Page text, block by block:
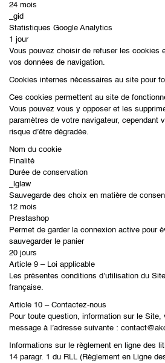
24 mois
_gid
Statistiques Google Analytics
1 jour
Vous pouvez choisir de refuser les cookies
vos données de navigation.
Cookies internes nécessaires au site pour
Ces cookies permettent au site de
Vous pouvez vous y opposer et les
paramètres de votre navigateur, cependant
risque d’être dégradée.
Nom du cookie
Finalité
Durée de conservation
_lglaw
Sauvegarde des choix en matière de
12 mois
Prestashop
Permet de garder la connexion active pour
sauvegarder le panier
20 jours
Article 9 – Loi applicable
Les présentes conditions d’utilisation du
française.
Article 10 – Contactez-nous
Pour toute question, information sur le
message à l’adresse suivante :
Informations sur le règlement en ligne des
14 paragr. 1 du RLL (Règlement en Ligne